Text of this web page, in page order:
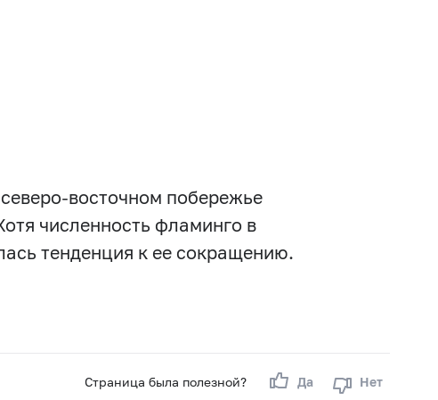
восточном побережье
численность фламинго в
тенденция к ее сокращению.
Страница была полезной? Да Нет